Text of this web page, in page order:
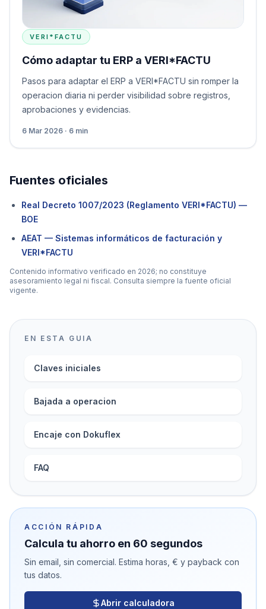
VERI*FACTU
Cómo adaptar tu ERP a VERI*FACTU
Pasos para adaptar el ERP a VERI*FACTU sin romper la
operacion diaria ni perder visibilidad sobre registros,
aprobaciones y evidencias.
6 Mar 2026 · 6 min
Fuentes oficiales
Real Decreto 1007/2023 (Reglamento VERI*FACTU) —
BOE
AEAT — Sistemas informáticos de facturación y
VERI*FACTU
Contenido informativo verificado en 2026; no constituye
asesoramiento legal ni fiscal. Consulta siempre la fuente oficial
vigente.
EN ESTA GUIA
Claves iniciales
Bajada a operacion
Encaje con Dokuflex
FAQ
ACCIÓN RÁPIDA
Calcula tu ahorro en 60 segundos
Sin email, sin comercial. Estima horas, € y payback con
tus datos.
Abrir calculadora